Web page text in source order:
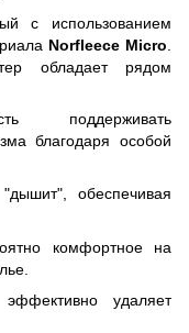
с использованием
Norfleece Micro
обладает рядом
поддерживать
благодаря особой
обеспечивая
комфортное на
удаляет